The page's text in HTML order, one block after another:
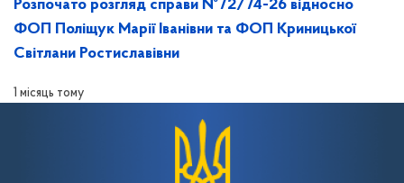
Розпочато розгляд справи №72/74-26 відносно
ФОП Поліщук Марії Іванівни та ФОП Криницької
Світлани Ростиславівни
1 місяць тому